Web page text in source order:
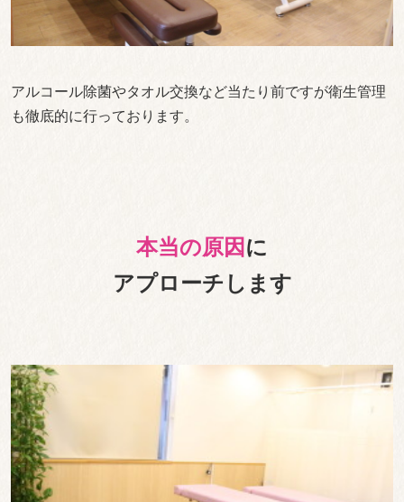
アルコール除菌やタオル交換など当たり前ですが衛生管理
も徹底的に行っております。
本当の原因 に
アプローチします